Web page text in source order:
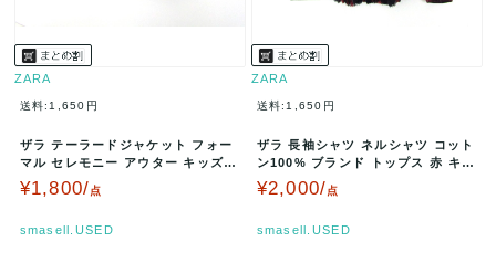
ZARA
送料:1,650円
ザラ テーラードジャケット フォー
マル セレモニー アウター キッズ
男の子用 104サイズ グレー…
¥1,800/点
smasell.USED
ZARA
送料:1,650円
ザラ 長袖シャツ ネルシャツ コット
ン100% ブランド トップス 赤 キッ
ズ 男の子用 134サイ…
¥2,000/点
smasell.USED